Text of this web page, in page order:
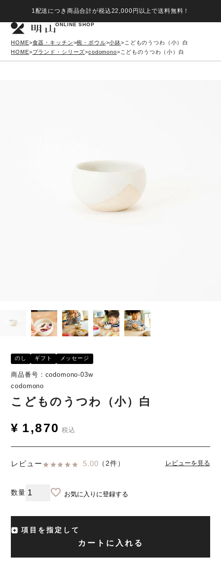
1配送につき商品合計が税込22,000円以上で送料無料！
ONLINE SHOP
HOME 食器・キッチン 椀・ボウル 小鉢
こどものうつわ（小）白
HOME
ブランド・シリーズ codomono こどものうつわ（小）白
のし ギフト メッセージ
商品番号：codomono-03w
codomono
こどものうつわ（小）白
¥ 1,870 税込
レビュー 5.00 （2件） レビューを見る
お気に入りに登録する
項目を指定して
カートに入れる